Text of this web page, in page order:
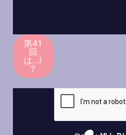
第41
回
は…!
?